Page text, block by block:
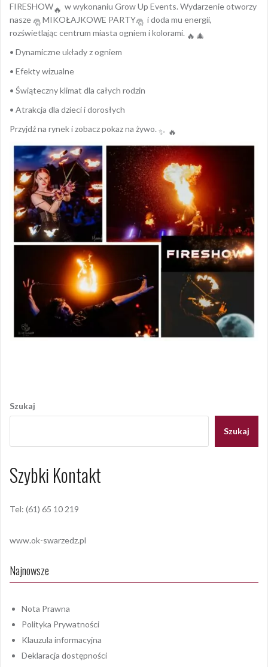
FIRESHOW
w wykonaniu Grow Up Events. Wydarzenie otworzy
nasze
MIKOŁAJKOWE PARTY
i doda mu energii,
rozświetlając centrum miasta ogniem i kolorami.
• Dynamiczne układy z ogniem
• Efekty wizualne
• Świąteczny klimat dla całych rodzin
• Atrakcja dla dzieci i dorosłych
Przyjdź na rynek i zobacz pokaz na żywo.
wpisu
Szukaj
Szukaj
Szybki Kontakt
Tel: (61) 65 10 219
www.ok-swarzedz.pl
Najnowsze
Nota Prawna
Polityka Prywatności
Klauzula informacyjna
Deklaracja dostępności